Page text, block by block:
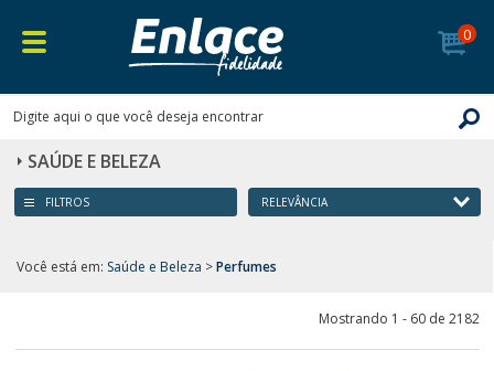
0
SAÚDE E BELEZA
FILTROS
Você está em: Saúde e Beleza >Perfumes
Mostrando 1 - 60 de 2182